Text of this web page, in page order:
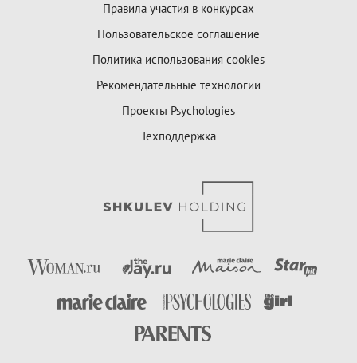
Правила участия в конкурсах
Пользовательское соглашение
Политика использования cookies
Рекомендательные технологии
Проекты Psychologies
Техподдержка